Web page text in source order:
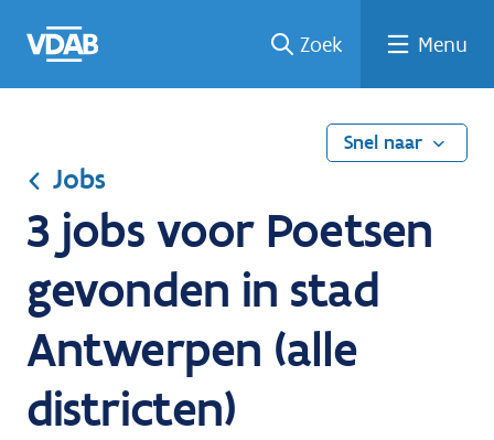
naar
een
een
job
naar
Zoek Menu
Snel naar
Jobs
3 jobs voor Poetsen
gevonden in stad
Antwerpen (alle
districten)